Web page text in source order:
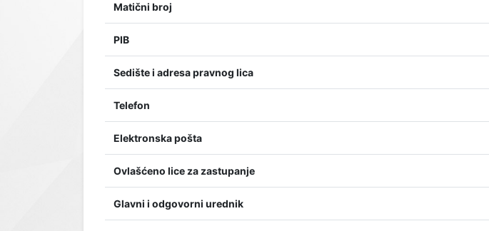
Matični broj
PIB
Sedište i adresa pravnog lica
Telefon
Elektronska pošta
Ovlašćeno lice za zastupanje
Glavni i odgovorni urednik